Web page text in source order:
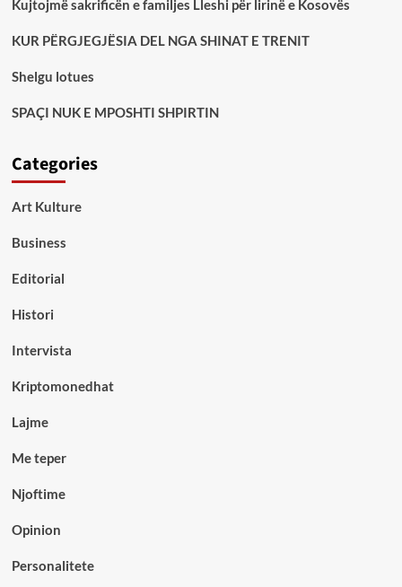
Kujtojmë sakrificën e familjes Lleshi për lirinë e Kosovës
KUR PËRGJEGJËSIA DEL NGA SHINAT E TRENIT
Shelgu lotues
SPAÇI NUK E MPOSHTI SHPIRTIN
Categories
Art Kulture
Business
Editorial
Histori
Intervista
Kriptomonedhat
Lajme
Me teper
Njoftime
Opinion
Personalitete